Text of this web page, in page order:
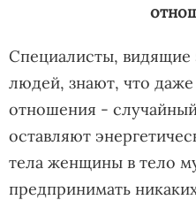
Специалисты, видящие
людей, знают, что даже
отношения -
оставляют
тела женщины в тело
предпринимать